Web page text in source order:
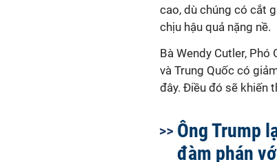
cao, dù chúng có cắt
chịu hậu quả nặng nề.
Bà Wendy Cutler, Phó
và Trung Quốc có
đây. Điều đó sẽ khiến
Ông Trump
đàm phán